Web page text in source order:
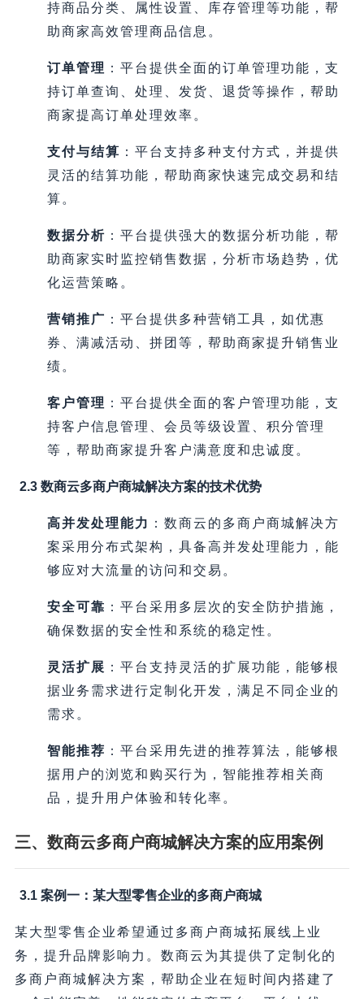
持商品分类、属性设置、库存管理等功能，帮
助商家高效管理商品信息。
订单管理 ：平台提供全面的订单管理功能，支
持订单查询、处理、发货、退货等操作，帮助
商家提高订单处理效率。
支付与结算 ：平台支持多种支付方式，并提供
灵活的结算功能，帮助商家快速完成交易和结
算。
数据分析 ：平台提供强大的数据分析功能，帮
助商家实时监控销售数据，分析市场趋势，优
化运营策略。
营销推广 ：平台提供多种营销工具，如优惠
券、满减活动、拼团等，帮助商家提升销售业
绩。
客户管理 ：平台提供全面的客户管理功能，支
持客户信息管理、会员等级设置、积分管理
等，帮助商家提升客户满意度和忠诚度。
2.3 数商云多商户商城解决方案的技术优势
高并发处理能力 ：数商云的多商户商城解决方
案采用分布式架构，具备高并发处理能力，能
够应对大流量的访问和交易。
安全可靠 ：平台采用多层次的安全防护措施，
确保数据的安全性和系统的稳定性。
灵活扩展 ：平台支持灵活的扩展功能，能够根
据业务需求进行定制化开发，满足不同企业的
需求。
智能推荐 ：平台采用先进的推荐算法，能够根
据用户的浏览和购买行为，智能推荐相关商
品，提升用户体验和转化率。
三、数商云多商户商城解决方案的应用案例
3.1 案例一：某大型零售企业的多商户商城
某大型零售企业希望通过多商户商城拓展线上业
务，提升品牌影响力。数商云为其提供了定制化的
多商户商城解决方案，帮助企业在短时间内搭建了